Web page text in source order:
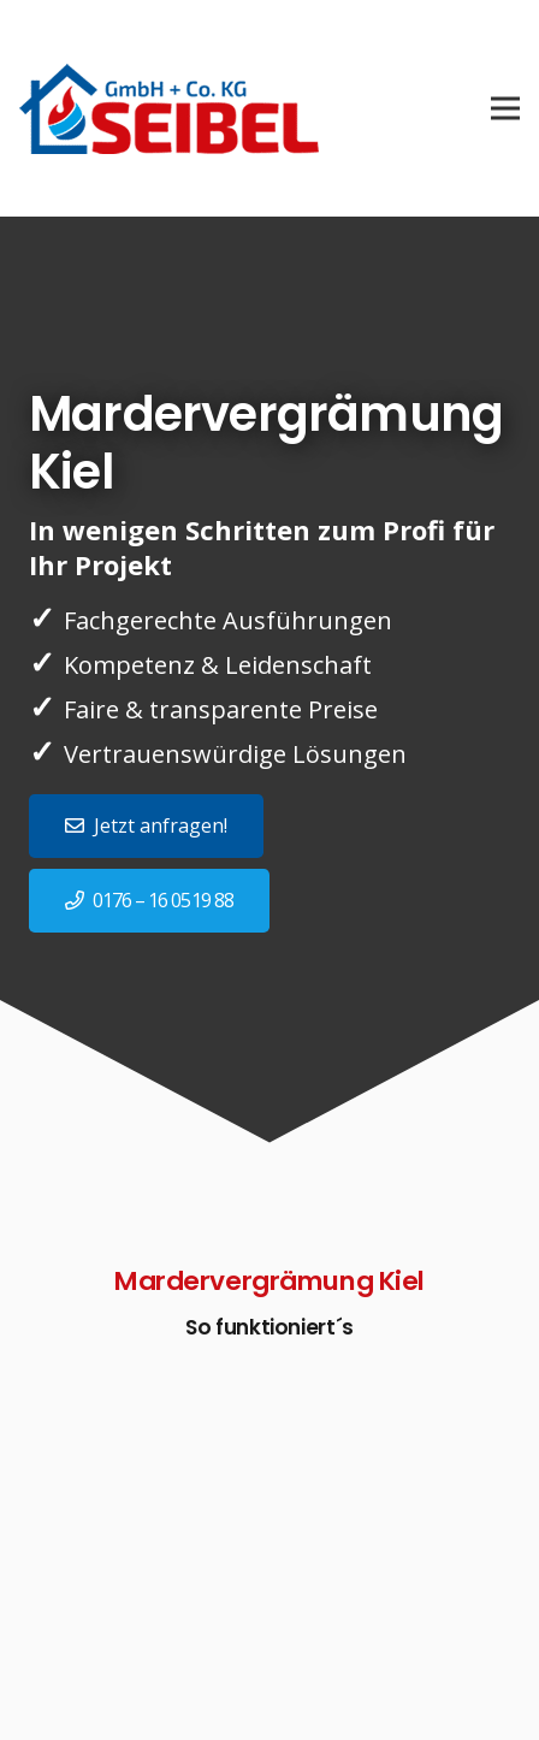
Mardervergrämung
Kiel
In wenigen Schritten zum Profi für
Ihr Projekt
✓ Fachgerechte Ausführungen
✓ Kompetenz & Leidenschaft
✓ Faire & transparente Preise
✓ Vertrauenswürdige Lösungen
Jetzt anfragen!
0176 – 16 0519 88
Mardervergrämung Kiel
So funktioniert´s